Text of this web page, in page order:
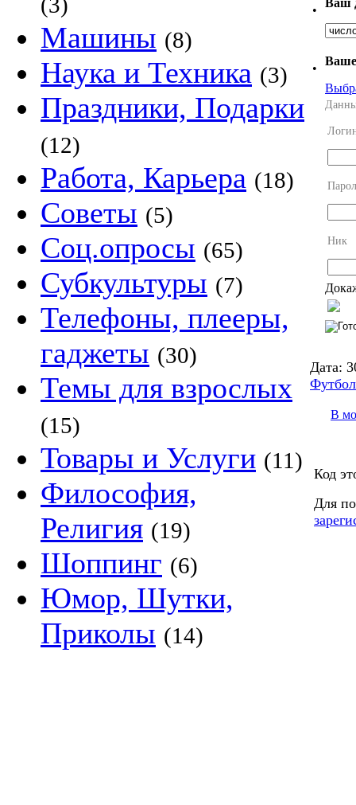
Машины (8)
Наука и Техника (3)
Праздники, Подарки
(12)
Работа, Карьера (18)
Советы (5)
Соц.опросы (65)
Субкультуры (7)
Телефоны, плееры,
гаджеты (30)
Темы для взрослых
(15)
Товары и Услуги (11)
Философия,
Религия (19)
Шоппинг (6)
Юмор, Шутки,
Приколы (14)
•
•
Ваше
Ник
Дата:
Футбол
В
Код
Для